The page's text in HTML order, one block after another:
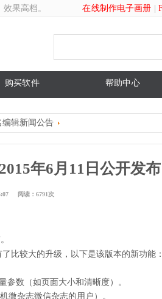
果高档。 在线制作电子画册
购买软件 帮助中心
编辑新闻公告
年6月11日公开发
阅读：6791次
比较大的升级，以下是该版本的新功能
参数（如页面大小和清晰度）。
微杂志微信杂志的用户）。